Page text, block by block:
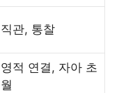
직관, 통찰
영적 연결, 자아 초
월